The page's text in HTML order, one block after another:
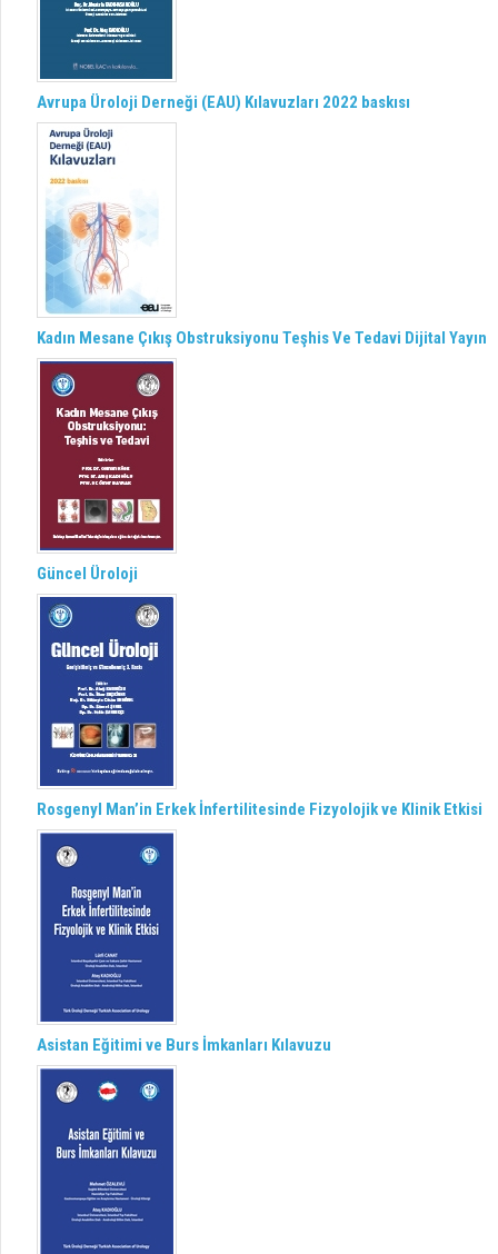
Avrupa Üroloji Derneği (EAU) Kılavuzları 2022 baskısı
Kadın Mesane Çıkış Obstruksiyonu Teşhis Ve Tedavi Dijital Yayın
Güncel Üroloji
Rosgenyl Man’in Erkek İnfertilitesinde Fizyolojik ve Klinik Etkisi
Asistan Eğitimi ve Burs İmkanları Kılavuzu